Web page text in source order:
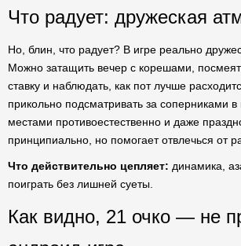
Что радует: дружеская
Но, блин, что радует? В игре реально
Можно затащить вечер с корешами,
ставку и наблюдать, как пот лучше
прикольно подсматривать за соперниками
местами противоестественно и даже
принципиально, но помогает отвлечься от
Что действительно цепляет: динамика,
поиграть без лишней суеты.
Как видно, 21 очко — не